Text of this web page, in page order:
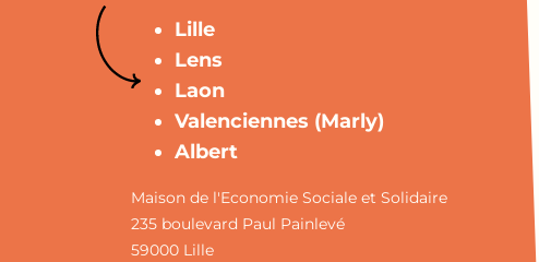
Lille
Lens
Laon
Valenciennes (Marly)
Albert
Maison de l'Economie Sociale et Solidaire
235 boulevard Paul Painlevé
59000 Lille